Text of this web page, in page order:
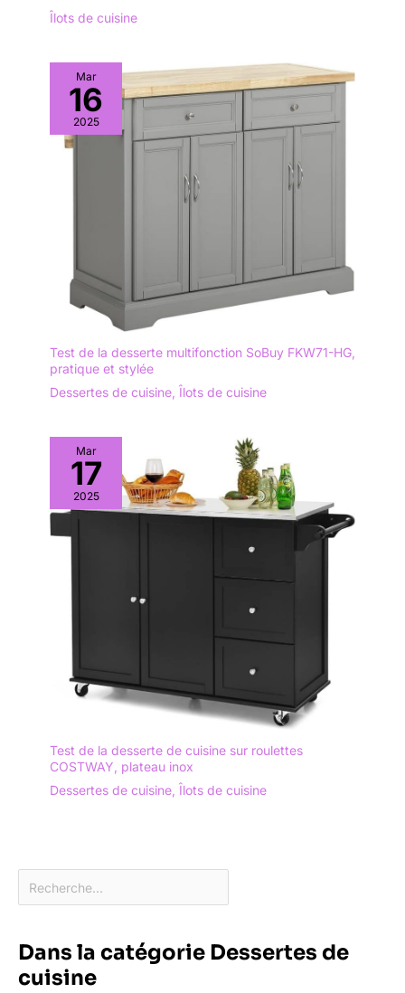
sur roues est livré
avec des instructions
détaillées et des
pièces étiquetées
pour l'assembler
rapidement.
Îlots de cuisine
Mar
16
2025
Test de la desserte multifonction SoBuy FKW71-HG,
pratique et stylée
Dessertes de cuisine Îlots de cuisine
Mar
17
2025
Test de la desserte de cuisine sur roulettes
COSTWAY, plateau inox
Dessertes de cuisine Îlots de cuisine
Dans la catégorie Dessertes de
cuisine